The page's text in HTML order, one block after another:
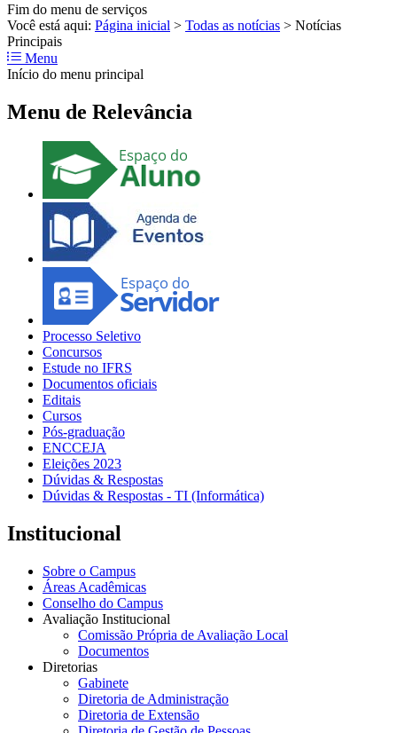
Fim do menu de serviços
Você está aqui: Página inicial > Todas as notícias > Notícias
Principais
Menu
Início do menu principal
Menu de Relevância
Processo Seletivo
Concursos
Estude no IFRS
Documentos oficiais
Editais
Cursos
Pós-graduação
ENCCEJA
Eleições 2023
Dúvidas & Respostas
Dúvidas & Respostas - TI (Informática)
Institucional
Sobre o Campus
Áreas Acadêmicas
Conselho do Campus
Avaliação Institucional
Comissão Própria de Avaliação Local
Documentos
Diretorias
Gabinete
Diretoria de Administração
Diretoria de Extensão